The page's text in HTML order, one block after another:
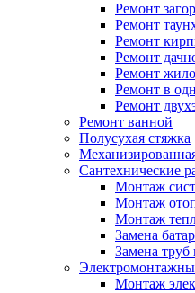
Ремонт
Ремонт
Ремонт
Ремонт
Ремонт
Ремонт в
Ремонт
Ремонт ванной
Полусухая стяжка
Сантехнические
Монтаж
Монтаж
Монтаж
Замена
Замена труб
Монтаж